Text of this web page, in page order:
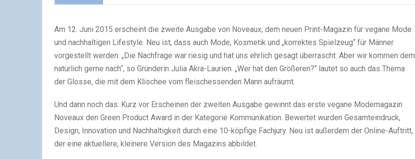
Am 12. Juni 2015 erscheint die zweite Ausgabe von Noveaux, dem neuen Print-Magazin für vegane Mode
und nachhaltigen Lifestyle. Neu ist, dass auch Mode, Kosmetik und „korrektes Spielzeug“ für Männer
vorgestellt werden. „Die Nachfrage war riesig und hat uns ehrlich gesagt überrascht. Aber wir kommen dem
natürlich gerne nach“, so Gründerin Julia Akra-Laurien. „Wer hat den Größeren?“ lautet so auch das Thema
der Glosse, die mit dem Klischee vom fleischessenden Mann aufräumt.
Und dann noch das: Kurz vor Erscheinen der zweiten Ausgabe gewinnt das erste vegane Modemagazin
Noveaux den Green Product Award in der Kategorie Kommunikation. Bewertet wurden Gesamteindruck,
Design, Innovation und Nachhaltigkeit durch eine 10-köpfige Fachjury. Neu ist außerdem der Online-Auftritt,
der eine aktuellere, kleinere Version des Magazins abbildet.